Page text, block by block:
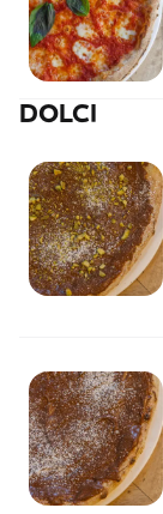
DOLCI